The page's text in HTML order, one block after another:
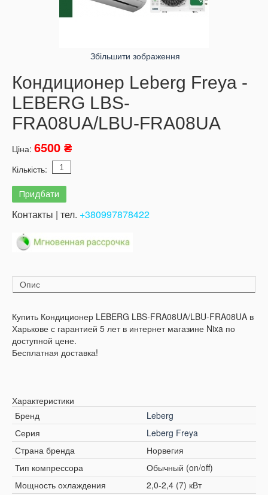
Збільшити зображення
Кондиционер Leberg Freya -
LEBERG LBS-
FRA08UA/LBU-FRA08UA
Ціна: 6500 ₴
Кількість:
Контакты | тел. +380997878422
Опис
Купить Кондиционер LEBERG LBS-FRA08UA/LBU-FRA08UA в
Харькове с гарантией 5 лет в интернет магазине Nixa по
доступной цене.
Бесплатная доставка!
Характеристики
Бренд
Leberg
Серия
Leberg Freya
Страна бренда
Норвегия
Тип компрессора
Обычный (on/off)
Мощность охлаждения
2,0-2,4 (7) кВт